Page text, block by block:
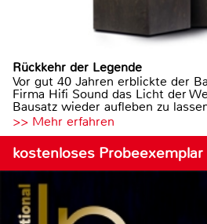
Rückkehr der Legende
Vor gut 40 Jahren erblickte der
Firma Hifi Sound das Licht der
Bausatz wieder aufleben zu
>> Mehr erfahren
kostenloses Probeexemplar